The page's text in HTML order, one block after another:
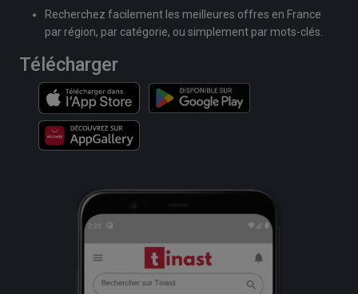
Recherchez facilement les meilleures offres en France
par région, par catégorie, ou simplement par mots-clés.
Télécharger